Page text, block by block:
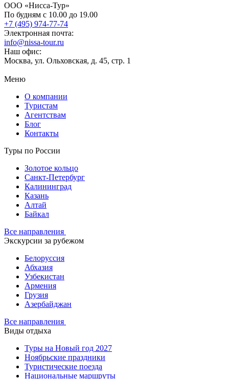
ООО «Нисса-Тур»
По будням с 10.00 до 19.00
+7 (495) 974-77-74
Электронная почта:
info@nissa-tour.ru
Наш офис:
Москва, ул. Ольховская, д. 45, стр. 1
Меню
О компании
Туристам
Агентствам
Блог
Контакты
Туры по России
Золотое кольцо
Санкт-Петербург
Калининград
Казань
Алтай
Байкал
Все направления
Экскурсии за рубежом
Белоруссия
Абхазия
Узбекистан
Армения
Грузия
Азербайджан
Все направления
Виды отдыха
Туры на Новый год 2027
Ноябрьские праздники
Туристические поезда
Национальные маршруты